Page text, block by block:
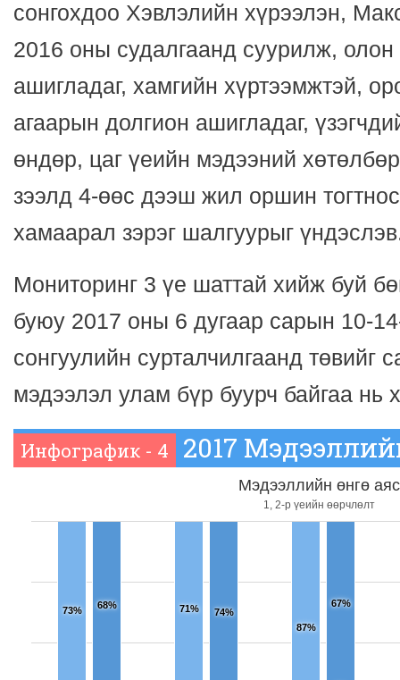
сонгохдоо Хэвлэлийн хүрээлэн,
2016 оны судалгаанд суурилж,
ашигладаг, хамгийн хүртээмжтэй,
агаарын долгион ашигладаг,
өндөр, цаг үеийн мэдээний хөтөлбөр
зээлд 4-өөс дээш жил оршин
хамаарал зэрэг шалгуурыг
Мониторинг 3 үе шаттай хийж буй
буюу 2017 оны 6 дугаар сарын 10-
сонгуулийн сурталчилгаанд төвийг
мэдээлэл улам бүр буурч байгаа нь
Инфографик - 4 2017 Мэдээллийн
Мэдээллийн өнгө аяс
1, 2-р үеийн өөрчлөлт
73%
71%
87%
68%
74%
67%